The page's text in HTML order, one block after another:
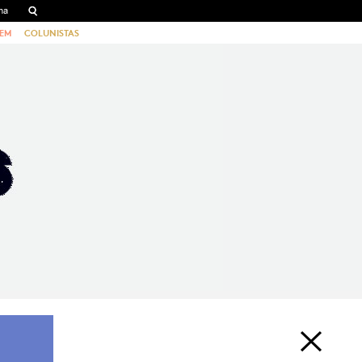
COLUNISTAS